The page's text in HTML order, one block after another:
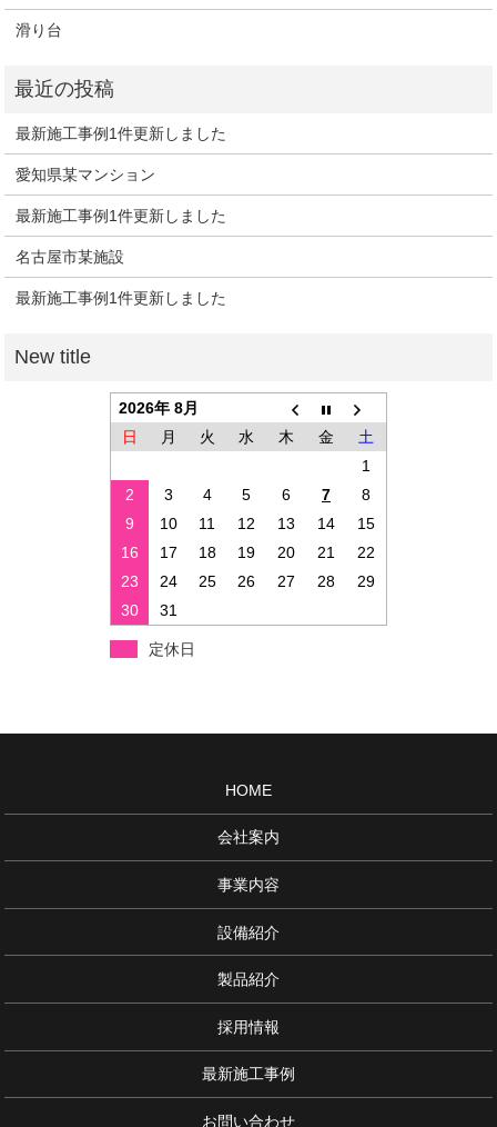
滑り台
最新施工事例1件更新しました
愛知県某マンション
最新施工事例1件更新しました
名古屋市某施設
最新施工事例1件更新しました
2026年 8月
日
月 火 水 木 金
土
1
2
3 4 5 6 7
8
9
10 11 12 13 14
15
16
17 18 19 20 21
22
23
24 25 26 27 28
29
30
31
定休日
HOME
会社案内
事業内容
設備紹介
製品紹介
採用情報
最新施工事例
お問い合わせ